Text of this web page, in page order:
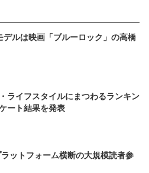
デルは映画「ブルーロック」の高橋
ライフスタイルにまつわるランキン
ート結果を発表
ットフォーム横断の大規模読者参